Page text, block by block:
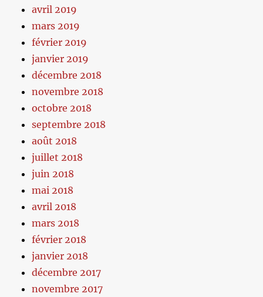
avril 2019
mars 2019
février 2019
janvier 2019
décembre 2018
novembre 2018
octobre 2018
septembre 2018
août 2018
juillet 2018
juin 2018
mai 2018
avril 2018
mars 2018
février 2018
janvier 2018
décembre 2017
novembre 2017